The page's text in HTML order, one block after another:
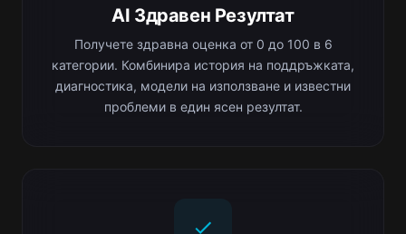
AI Здравен Резултат
Получете здравна оценка от 0 до 100 в 6
категории. Комбинира история на поддръжката,
диагностика, модели на използване и известни
проблеми в един ясен резултат.